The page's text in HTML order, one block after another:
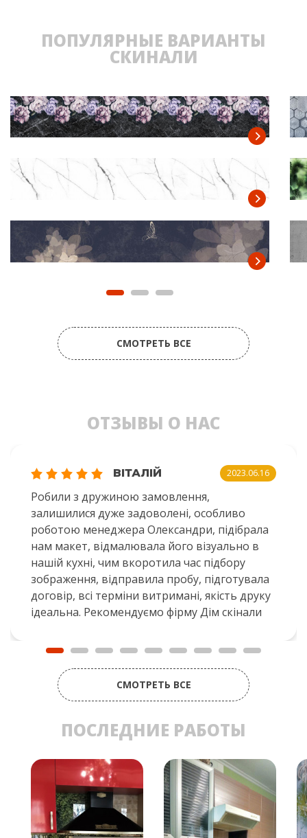
ПОПУЛЯРНЫЕ ВАРИАНТЫ
СКИНАЛИ
СМОТРЕТЬ ВСЕ
ОТЗЫВЫ О НАС
ВІТАЛІЙ 2023.06.16
Робили з дружиною замовлення,
залишилися дуже задоволені, особливо
роботою менеджера Олександри, підібрала
нам макет, відмалювала його візуально в
нашій кухні, чим вкоротила час підбору
зображення, відправила пробу, підготувала
договір, всі терміни витримані, якість друку
ідеальна. Рекомендуємо фірму Дім скінали
СМОТРЕТЬ ВСЕ
ПОСЛЕДНИЕ РАБОТЫ